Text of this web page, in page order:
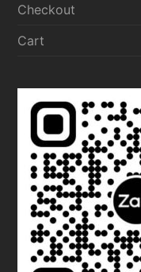
Checkout
Cart